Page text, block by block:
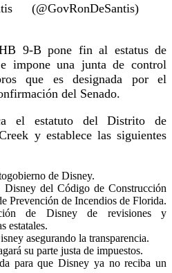
9-B pone fin al estatus de
impone una junta de control
que es designada por el
del Senado.
el estatuto del Distrito de
y establece las siguientes
de Disney.
del Código de Construcción
Prevención de Incendios de Florida.
de Disney de revisiones y
estatales.
asegurando la transparencia.
su parte justa de impuestos.
para que Disney ya no reciba un